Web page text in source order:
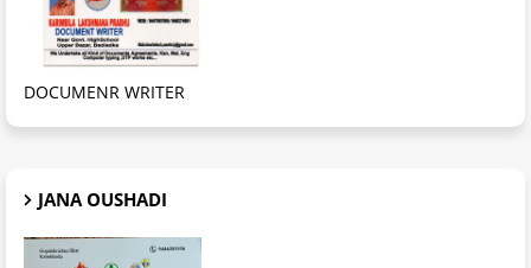
DOCUMENR WRITER
JANA OUSHADI